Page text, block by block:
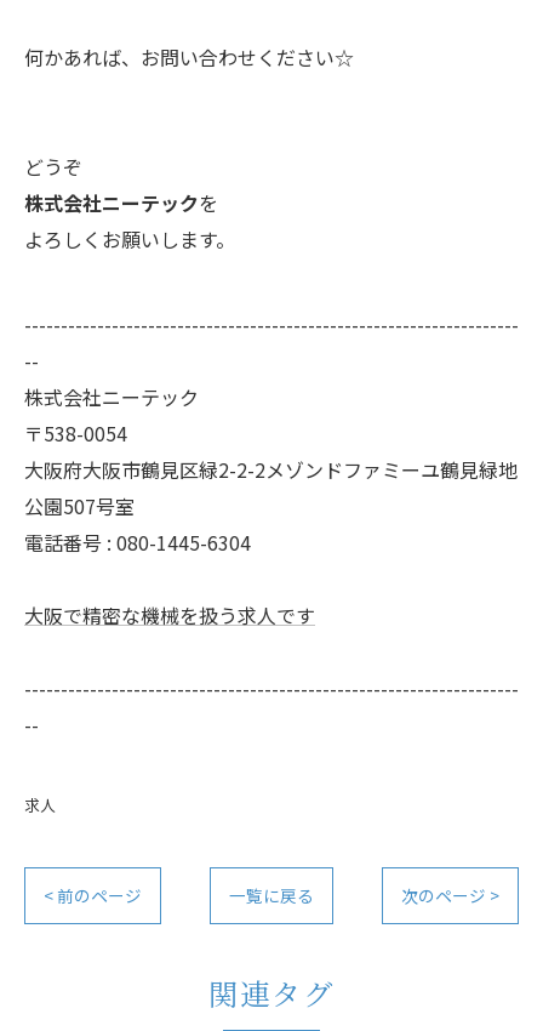
何かあれば、お問い合わせください☆
どうぞ
株式会社ニーテックを
よろしくお願いします。
--------------------------------------------------------------------
--
株式会社ニーテック
〒538-0054
大阪府大阪市鶴見区緑2-2-2メゾンドファミーユ鶴見緑地
公園507号室
電話番号 : 080-1445-6304
大阪で精密な機械を扱う求人です
--------------------------------------------------------------------
--
求人
< 前のページ 一覧に戻る 次のページ >
関連タグ